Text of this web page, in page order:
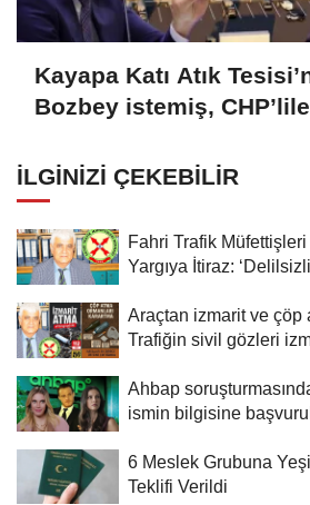
Kayapa Katı Atık
Bozbey istemiş,
İLGINIZI ÇEKEBILIR
Fahri Trafik
Yargıya İtiraz:
Araçtan izmarit ve çöp
Trafiğin sivil gözleri
Ahbap
ismin bilgisine
6 Meslek Grubuna
Teklifi Verildi